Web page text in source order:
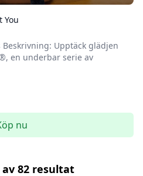
You
Upptäck glädjen
en underbar serie av
nu
av 82 resultat